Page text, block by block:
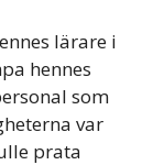
lärare i
hennes
som
var
prata